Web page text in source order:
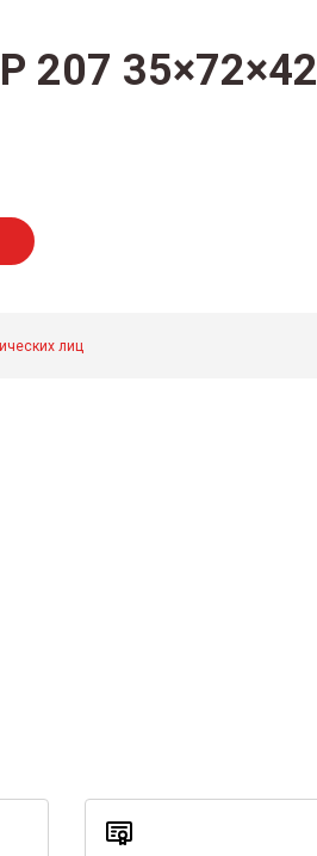
207 35×72×42
лиц